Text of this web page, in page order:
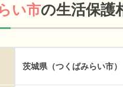
い市の生活保護
茨城県（つくばみらい市）